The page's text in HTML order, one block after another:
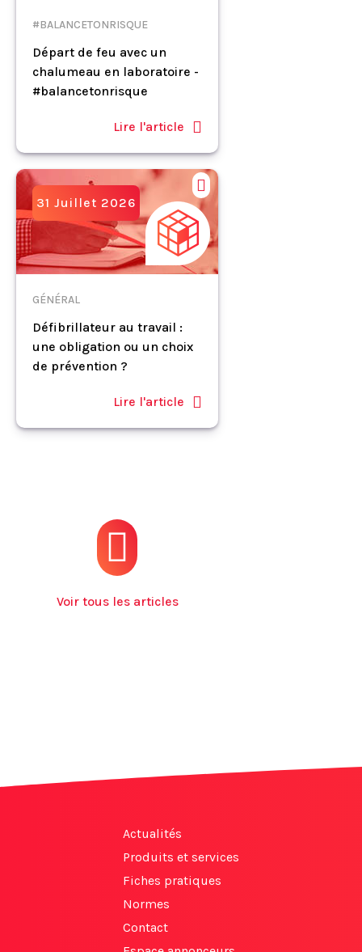
#BALANCETONRISQUE
Départ de feu avec un
chalumeau en laboratoire -
#balancetonrisque
Lire l'article
31 Juillet 2026
GÉNÉRAL
Défibrillateur au travail :
une obligation ou un choix
de prévention ?
Lire l'article
Voir tous les articles
Actualités
Produits et services
Fiches pratiques
Normes
Contact